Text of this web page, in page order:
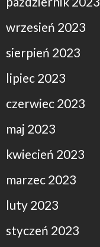
wrzesień 2023
sierpień 2023
lipiec 2023
czerwiec 2023
maj 2023
kwiecień 2023
marzec 2023
luty 2023
styczeń 2023